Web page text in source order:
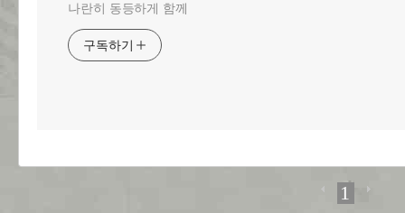
나란히 동등하게 함께
구독하기
1